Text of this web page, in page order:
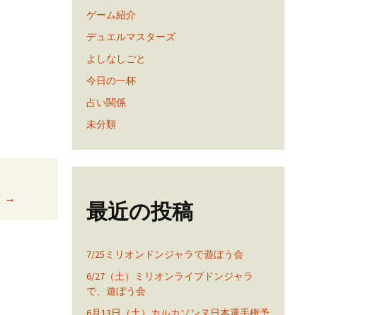
→
ゲーム紹介
デュエルマスターズ
よしなしごと
今日の一杯
占い関係
未分類
最近の投稿
7/25ミリオンドンジャラで遊ぼう会
6/27（土）ミリオンライブドンジャラ
で、遊ぼう会